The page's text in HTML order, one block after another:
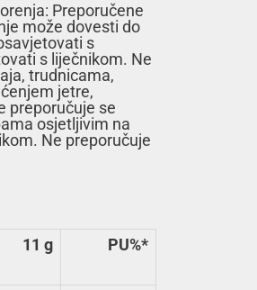
Preporučene
može dovesti do
s
s liječnikom. Ne
trudnicama,
jetre,
preporučuje se
osjetljivim na
Ne preporučuje
11 g PU%*